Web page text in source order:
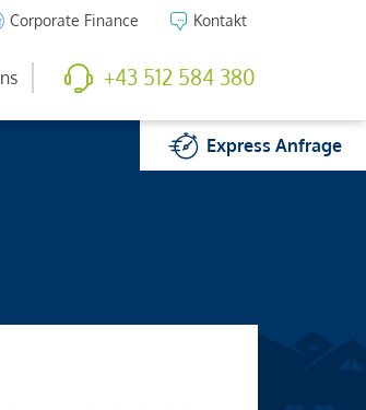
Corporate Finance Kontakt
+43 512 584 380
ExpressAnfrage